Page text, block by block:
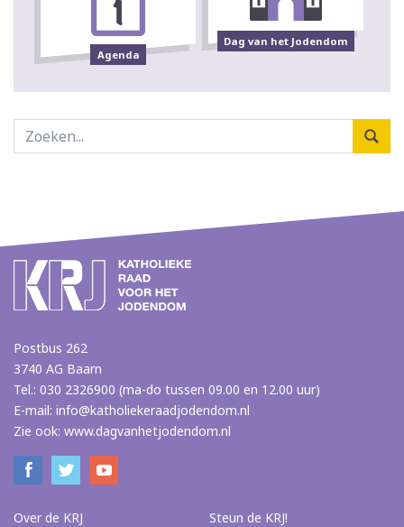
Agenda
Dag van het Jodendom
Postbus 262
3740 AG Baarn
Tel.: 030 2326900 (ma-do tussen 09.00 en 12.00 uur)
E-mail: info@katholiekeraadjodendom.nl
Zie ook: www.dagvanhetjodendom.nl
Over de KRJ
Steun de KRJ!